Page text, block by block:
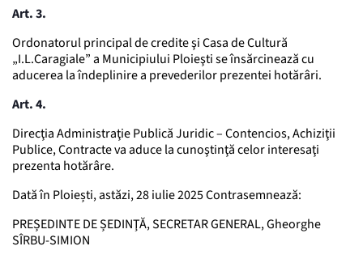
Art. 3.
Ordonatorul principal de credite şi Casa de Cultură
„I.L.Caragiale” a Municipiului Ploieşti se însărcinează cu
aducerea la îndeplinire a prevederilor prezentei hotărâri.
Art. 4.
Direcţia Administraţie Publică Juridic – Contencios, Achiziţii
Publice, Contracte va aduce la cunoştinţă celor interesaţi
prezenta hotărâre.
Dată în Ploiești, astăzi, 28 iulie 2025 Contrasemnează:
PREȘEDINTE DE ȘEDINŢĂ, SECRETAR GENERAL, Gheorghe
SÎRBU-SIMION